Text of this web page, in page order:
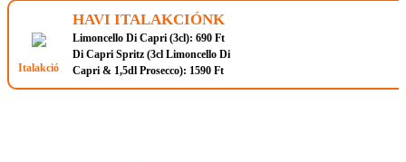
Italakció
HAVI ITALAKCIÓNK
Limoncello Di Capri (3cl): 690 Ft
Di Capri Spritz (3cl Limoncello Di
Capri & 1,5dl Prosecco): 1590 Ft